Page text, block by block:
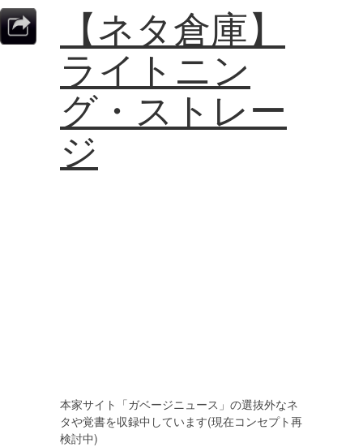
【ネタ倉庫】
ライトニン
グ・ストレー
ジ
本家サイト「ガベージニュース」の選抜外なネ
タや覚書を収録中しています(現在コンセプト再
検討中)